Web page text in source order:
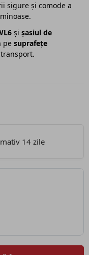
sigure și comode a
și șasiul de
pe suprafețe
14 zile